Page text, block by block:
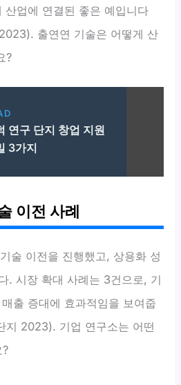
산업에 연결된 좋은 예입니다
출연연 기술은 어떻게 산
?
연구 단지 창업 지원
3가지
이전 사례
술 이전을 진행했고, 상용화 성
. 시장 확대 사례는 3건으로, 기
출 증대에 효과적임을 보여줍
지 2023). 기업 연구소는 어떤